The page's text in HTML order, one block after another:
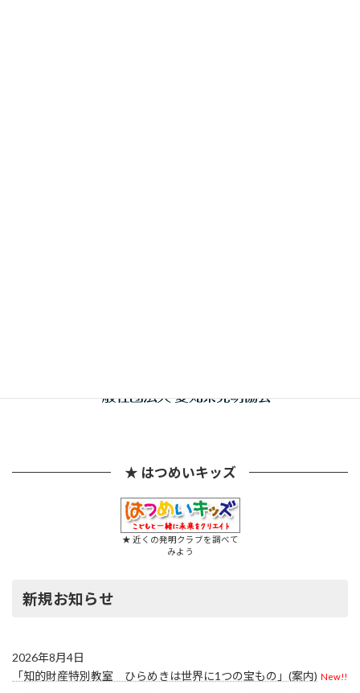
★ はつめいキッズ
★ 近くの発明クラブを調べて
みよう
新規お知らせ
2026年8月4日
「知的財産特別教室 ひらめきは世界に1つの宝もの」(案内) New!!